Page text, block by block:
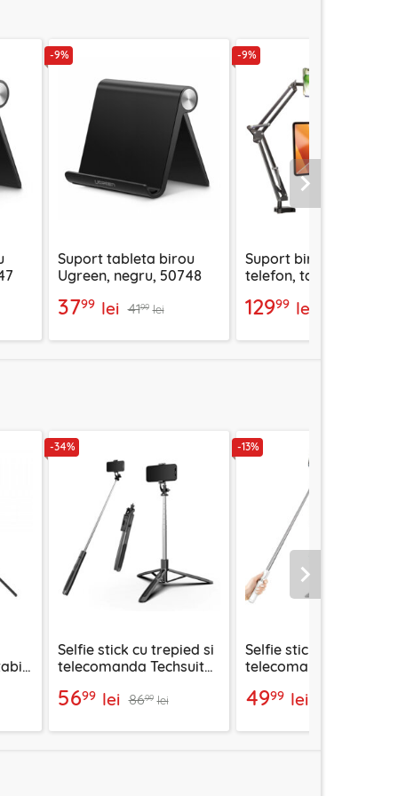
-9%
Suport tableta birou
Ugreen, negru, 50748
3799 lei 4199 lei
-9%
Suport birou pentru
telefon, tableta 12.9"
12999 lei
-34%
Selfie stick cu trepied si
telecomanda Techsuit
5699 lei 8699 lei
-13%
Selfie stick trepied,
telecomanda
4999 lei